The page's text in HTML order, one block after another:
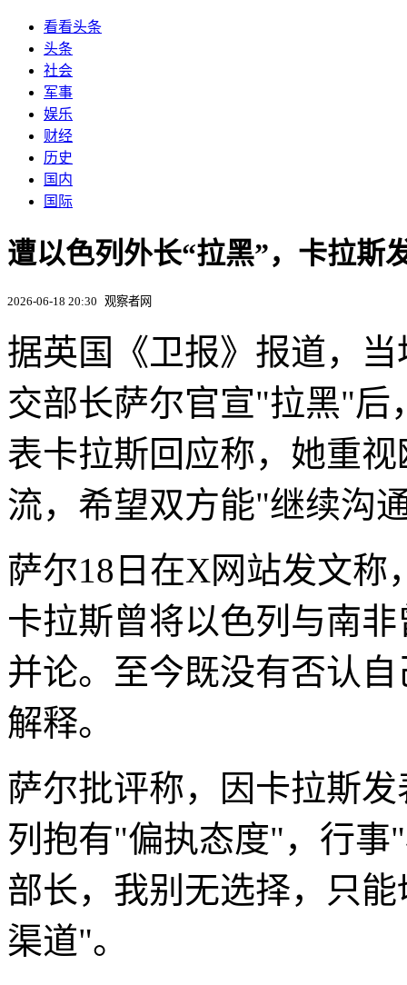
看看头条
头条
社会
军事
娱乐
财经
历史
国内
国际
遭以色列外长“拉黑”，卡拉斯
2026-06-18 20:30 观察者网
据英国《卫报》报道，
交部长萨尔官宣"拉黑"后
表卡拉斯回应称，她重
流，希望双方能"继续沟
萨尔18日在X网站发文称
卡拉斯曾将以色列与南
并论。至今既没有否认
解释。
萨尔批评称，因卡拉斯
列抱有"偏执态度"，行
部长，我别无选择，只
渠道"。